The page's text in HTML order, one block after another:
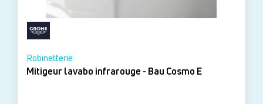
Robinetterie
Mitigeur lavabo infrarouge - Bau Cosmo E